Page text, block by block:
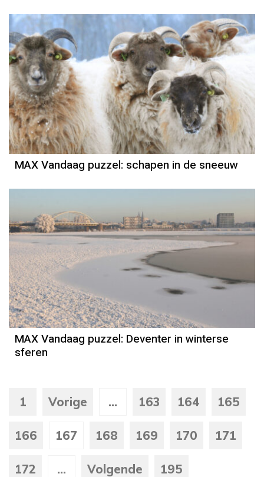
MAX Vandaag puzzel: schapen in de sneeuw
MAX Vandaag puzzel: Deventer in winterse
sferen
1 Vorige ... 163 164 165
166 167 168 169 170 171
172 ... Volgende 195